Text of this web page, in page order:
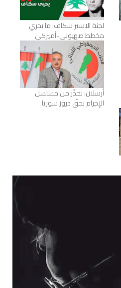
لجنة الاسير سكاف: ما يجري
مخطط صهيوني-أميركي
أرسلان: نحذّر من مسلسل
الإجرام بحقّ دروز سوريا